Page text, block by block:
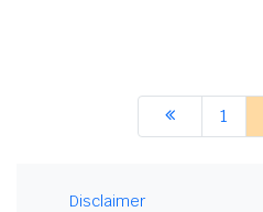
1
Disclaimer